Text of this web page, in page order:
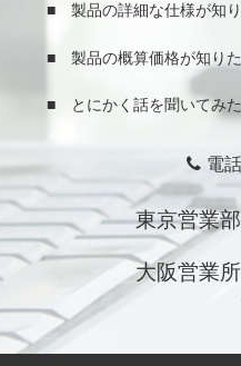
■ 製品の詳細な仕様が知
■ 製品の概算価格が知り
■ とにかく話を聞いてみ
電
東京営業部
大阪営業